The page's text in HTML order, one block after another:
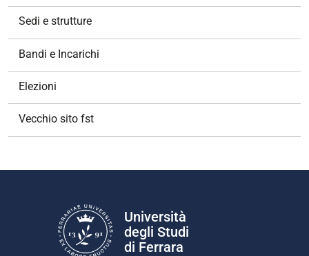
Sedi e strutture
Bandi e Incarichi
Elezioni
Vecchio sito fst
Università
degli Studi
di Ferrara